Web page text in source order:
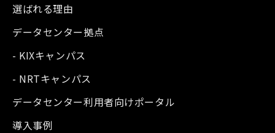
選ばれる理由
データセンター拠点
- KIXキャンパス
- NRTキャンパス
データセンター利用者向けポータル
導入事例